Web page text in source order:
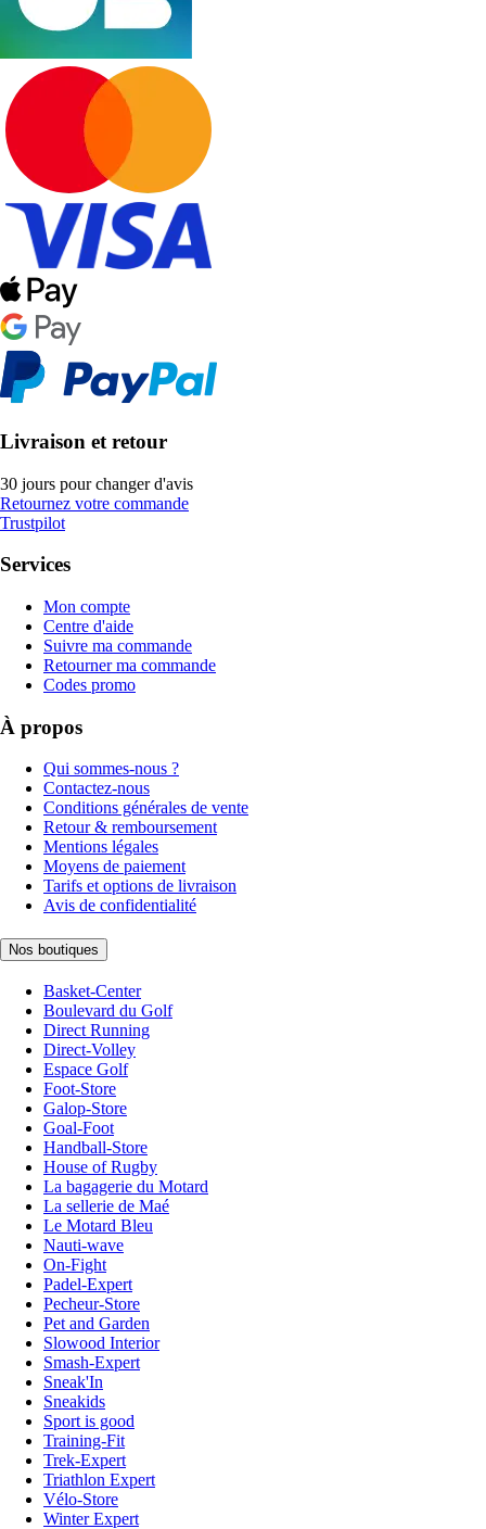
Livraison et retour
30 jours pour changer d'avis
Retournez votre commande
Trustpilot
Services
Mon compte
Centre d'aide
Suivre ma commande
Retourner ma commande
Codes promo
À propos
Qui sommes-nous ?
Contactez-nous
Conditions générales de vente
Retour & remboursement
Mentions légales
Moyens de paiement
Tarifs et options de livraison
Avis de confidentialité
Nos boutiques
Basket-Center
Boulevard du Golf
Direct Running
Direct-Volley
Espace Golf
Foot-Store
Galop-Store
Goal-Foot
Handball-Store
House of Rugby
La bagagerie du Motard
La sellerie de Maé
Le Motard Bleu
Nauti-wave
On-Fight
Padel-Expert
Pecheur-Store
Pet and Garden
Slowood Interior
Smash-Expert
Sneak'In
Sneakids
Sport is good
Training-Fit
Trek-Expert
Triathlon Expert
Vélo-Store
Winter Expert